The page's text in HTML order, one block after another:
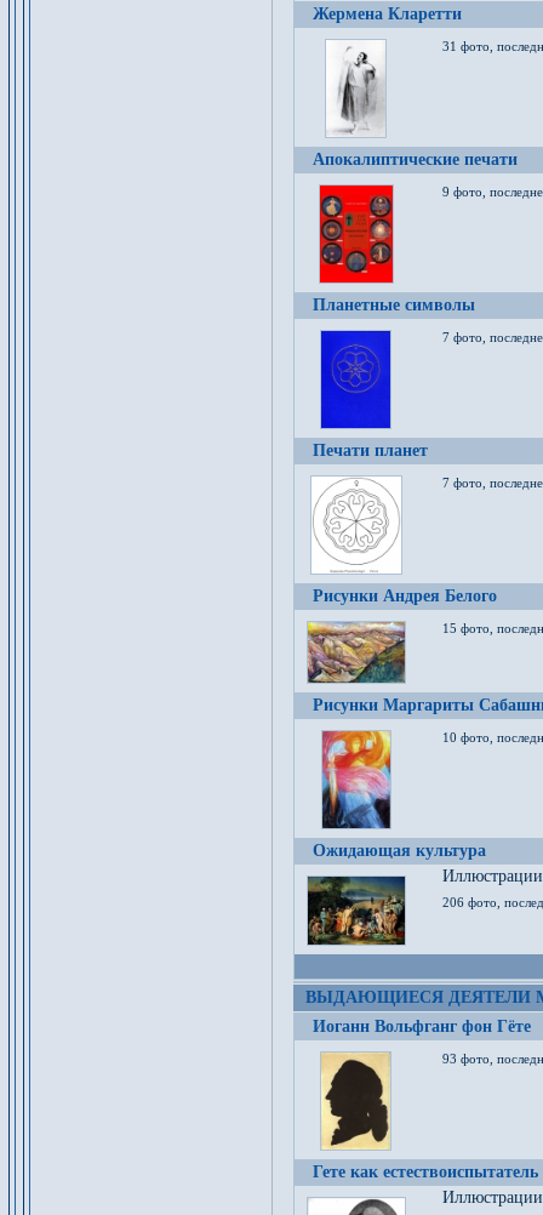
Жермена Кларетти
31 фото,
Апокалиптические печати
9 фото,
Планетные символы
7 фото,
Печати планет
7 фото,
Рисунки Андрея Белого
15 фото,
Рисунки Маргариты
10 фото,
Ожидающая культура
206 фото,
ВЫДАЮЩИЕСЯ ДЕЯТЕЛИ
Иоганн Вольфганг фон Гёте
93 фото,
Гете как естествоиспытатель